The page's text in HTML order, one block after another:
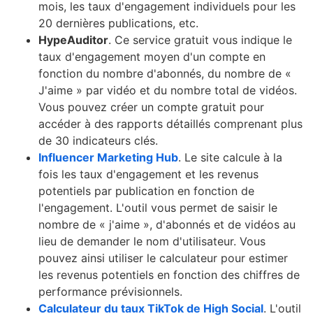
mois, les taux d'engagement individuels pour les
20 dernières publications, etc.
HypeAuditor. Ce service gratuit vous indique le
taux d'engagement moyen d'un compte en
fonction du nombre d'abonnés, du nombre de «
J'aime » par vidéo et du nombre total de vidéos.
Vous pouvez créer un compte gratuit pour
accéder à des rapports détaillés comprenant plus
de 30 indicateurs clés.
Influencer Marketing Hub. Le site calcule à la
fois les taux d'engagement et les revenus
potentiels par publication en fonction de
l'engagement. L'outil vous permet de saisir le
nombre de « j'aime », d'abonnés et de vidéos au
lieu de demander le nom d'utilisateur. Vous
pouvez ainsi utiliser le calculateur pour estimer
les revenus potentiels en fonction des chiffres de
performance prévisionnels.
Calculateur du taux TikTok de High Social. L'outil